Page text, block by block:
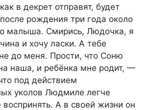
в декрет отправят, будет
рождения три года около
малыша. Смирись, Людочка, я
и хочу ласки. А тебе
до меня. Прости, что Соню
наша, и ребёнка мне родит, —
под действием
уколов Людмиле легче
воспринять. А в своей жизни он